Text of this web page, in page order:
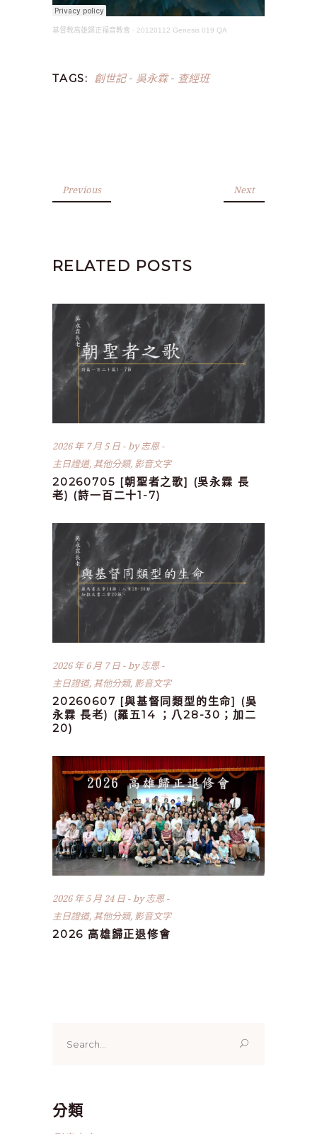
基督教高雄歸正福音教會 · 20120112 Genesis 019 QA
TAGS: 創世記- 吳永霖- 查經班
Previous Next
RELATED POSTS
2026 年 7 月 5 日 by志恩
主日證道, 其他分類, 影音文字
20260705 [朝聖者之歌] (吳永霖 長
老) (詩一百二十1-7)
2026 年 6 月 7 日 by志恩
主日證道, 其他分類, 影音文字
20260607 [與基督同類型的生命] (吳
永霖 長老) (羅五14 ；八28-30；加二
20)
2026 年 5 月 24 日 by志恩
主日證道, 其他分類, 影音文字
2026 高雄歸正退修會
for:
分類